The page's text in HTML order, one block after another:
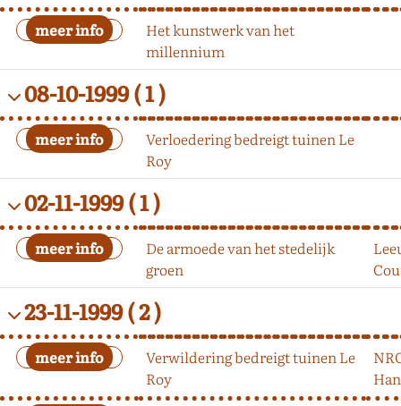
Het kunstwerk van het
millennium
08-10-1999( 1 )
Verloedering bedreigt tuinen Le
Roy
02-11-1999( 1 )
De armoede van het stedelijk
groen
23-11-1999( 2 )
Verwildering bedreigt tuinen Le
Roy